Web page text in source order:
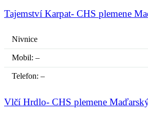
Tajemství Karpat- CHS plemene
Nivnice
Mobil: –
Telefon: –
Vlčí Hrdlo- CHS plemene